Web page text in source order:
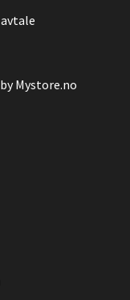
Mystore.no